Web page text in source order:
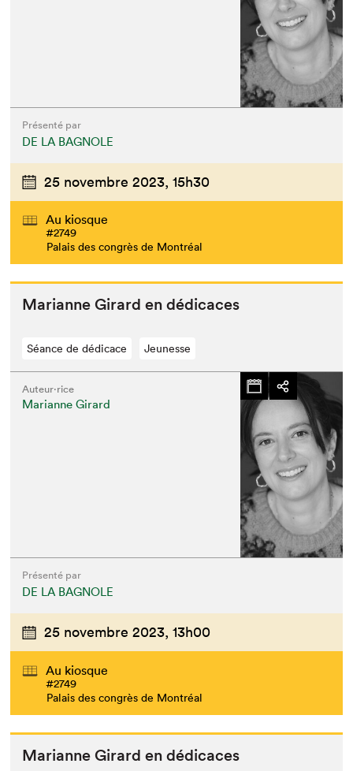
Présenté par
DE LA BAGNOLE
25 novembre 2023, 15h30
Au kiosque
#2749
Palais des congrès de Montréal
Mar­i­anne Girard en dédicaces
Séance de dédicace Jeunesse
Auteur·rice
Marianne Girard
Présenté par
DE LA BAGNOLE
25 novembre 2023, 13h00
Au kiosque
#2749
Palais des congrès de Montréal
Mar­i­anne Girard en dédicaces